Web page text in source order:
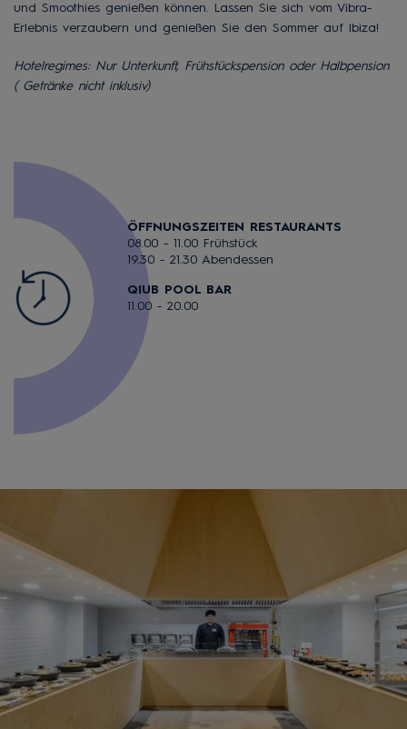
und Smoothies genießen können. Lassen Sie sich vom Vibra-
Erlebnis verzaubern und genießen Sie den Sommer auf Ibiza!
Hotelregimes: Nur Unterkunft, Frühstückspension oder Halbpension
( Getränke nicht inklusiv)
ÖFFNUNGSZEITEN RESTAURANTS
08.00 - 11.00 Frühstück
19.30 - 21.30 Abendessen
QIUB POOL BAR
11.00 - 20.00